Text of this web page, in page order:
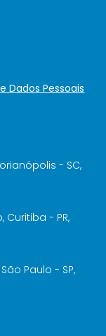
Dados Pessoais
- SC,
Curitiba - PR,
Paulo - SP,